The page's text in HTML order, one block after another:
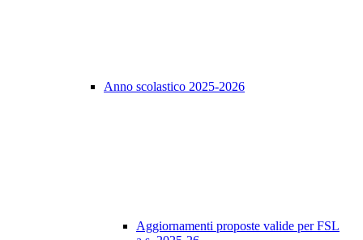
Anno scolastico 2025-2026
Aggiornamenti proposte valide per FSL